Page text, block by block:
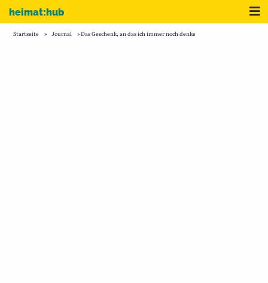
Zum Inhalt
heimat:hub
Startseite » Journal »Das Geschenk, an das ich immer noch denke